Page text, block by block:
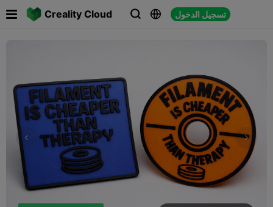
Creality Cloud   تسجيل الدخول